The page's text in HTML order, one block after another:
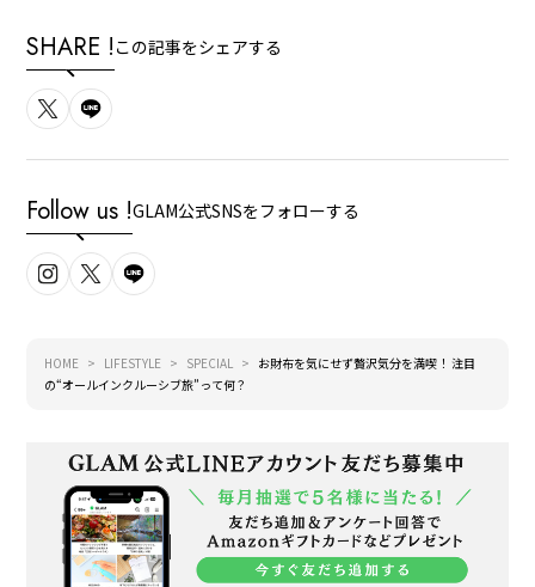
SHARE ! この記事をシェアする
Follow us !GLAM公式SNSをフォローする
HOME LIFESTYLE SPECIAL
お財布を気にせず贅沢気分を満喫！ 注目
の“オールインクルーシブ旅”って何？